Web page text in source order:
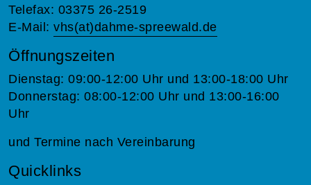
Telefax: 03375 26-2519
E-Mail: vhs(at)dahme-spreewald.de
Öffnungszeiten
Dienstag: 09:00-12:00 Uhr und 13:00-18:00 Uhr
Donnerstag: 08:00-12:00 Uhr und 13:00-16:00
Uhr
und Termine nach Vereinbarung
Quicklinks